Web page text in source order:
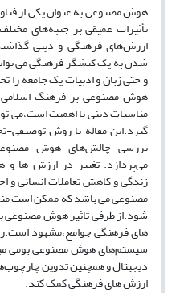
هوش مصنوعی به عنوان یکی از
تأثیرات عمیقی بر جنبه‌های
ارزش‌های فرهنگی و دینی
شدن به یک کنشگر فرهنگی می
و حتی زبان و ادبیات یک جامعه را
هوش مصنوعی بر فرهنگ اسلامی
مناسبات دینی با اهمیت است،می
گیرد.این مقاله با روش توصیفی-
بررسی چالش‌های هوش
می‌پردازد. تغییر در ارزش ها و
زندگی و کاهش تعاملات انسانی و
مصنوعی می باشد که ممکن است
شود.از طرفی تاثیر هوش مصنوعی
های فرهنگی جوامع،مشهود
سیستم‌های هوش مصنوعی بومی
دیجیتال و همچنین تدوین
ارزش های فرهنگی کمک کند.